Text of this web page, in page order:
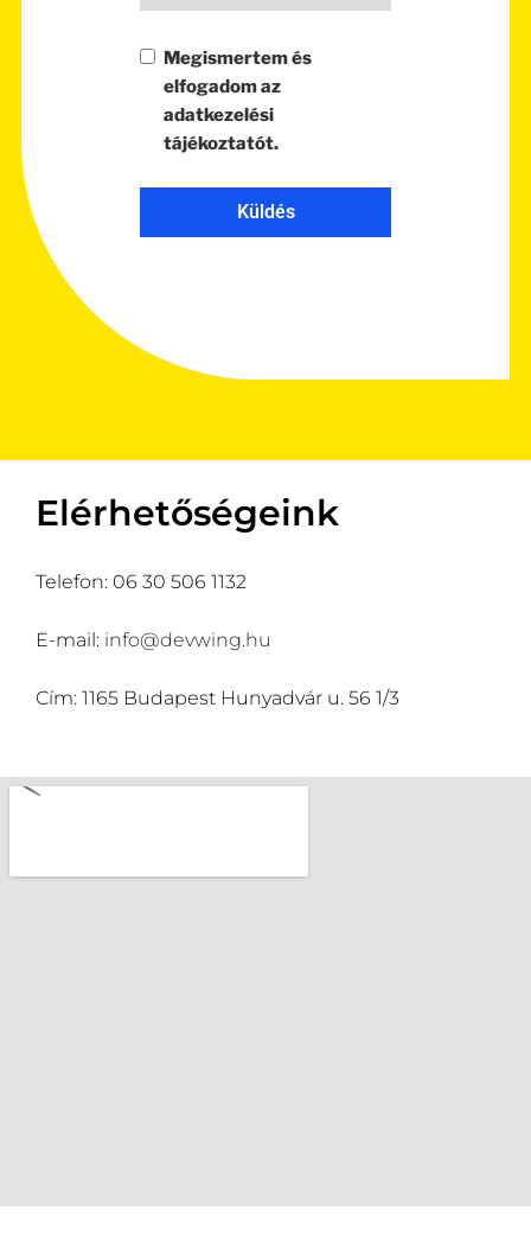
Megismertem és
elfogadom az
adatkezelési
tájékoztatót.
Küldés
Elérhetőségeink
Telefon: 06 30 506 1132
E-mail: info@devwing.hu
Cím: 1165 Budapest Hunyadvár u. 56 1/3